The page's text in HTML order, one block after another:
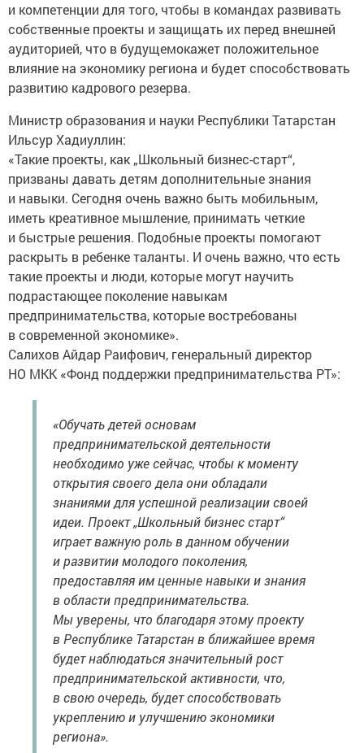
и компетенции для того, чтобы в командах развивать
собственные проекты и защищать их перед внешней
аудиторией, что в будущемокажет положительное
влияние на экономику региона и будет способствовать
развитию кадрового резерва.
Министр образования и науки Республики Татарстан
Ильсур Хадиуллин:
«Такие проекты, как „Школьный бизнес-старт“,
призваны давать детям дополнительные знания
и навыки. Сегодня очень важно быть мобильным,
иметь креативное мышление, принимать четкие
и быстрые решения. Подобные проекты помогают
раскрыть в ребенке таланты. И очень важно, что есть
такие проекты и люди, которые могут научить
подрастающее поколение навыкам
предпринимательства, которые востребованы
в современной экономике».
Салихов Айдар Раифович, генеральный директор
НО МКК «Фонд поддержки предпринимательства РТ»:
«Обучать детей основам
предпринимательской деятельности
необходимо уже сейчас, чтобы к моменту
открытия своего дела они обладали
знаниями для успешной реализации своей
идеи. Проект „Школьный бизнес старт“
играет важную роль в данном обучении
и развитии молодого поколения,
предоставляя им ценные навыки и знания
в области предпринимательства.
Мы уверены, что благодаря этому проекту
в Республике Татарстан в ближайшее время
будет наблюдаться значительный рост
предпринимательской активности, что,
в свою очередь, будет способствовать
укреплению и улучшению экономики
региона».